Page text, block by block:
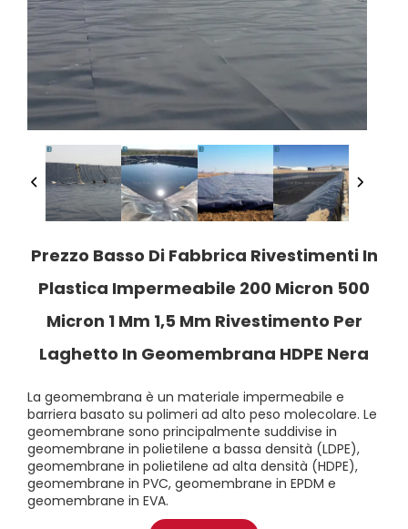
Prezzo Basso Di Fabbrica Rivestimenti In
Plastica Impermeabile 200 Micron 500
Micron 1 Mm 1,5 Mm Rivestimento Per
Laghetto In Geomembrana HDPE Nera
La geomembrana è un materiale impermeabile e
barriera basato su polimeri ad alto peso molecolare. Le
geomembrane sono principalmente suddivise in
geomembrane in polietilene a bassa densità (LDPE),
geomembrane in polietilene ad alta densità (HDPE),
geomembrane in PVC, geomembrane in EPDM e
geomembrane in EVA.